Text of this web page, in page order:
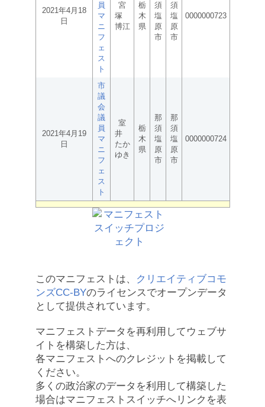
2021年4月18
日
員
マ
ニ
フ
ェ
ス
ト
宮
塚
博江
栃
木
県
須
塩
原
市
須
塩
原
市
0000000723
2021年4月19
日
市
議
会
議
員
マ
ニ
フ
ェ
ス
ト
室
井
たか
ゆき
栃
木
県
那
須
塩
原
市
那
須
塩
原
市
0000000724
このマニフェストは、
クリエイティブコモ
ンズCC-BYのライセンスでオープンデータ
として提供されています。
マニフェストデータを再利用してウェブサ
イトを構築した方は、
各マニフェストへのクレジットを掲載して
ください。
多くの政治家のデータを利用して構築した
場合はマニフェストスイッチへリンクを表